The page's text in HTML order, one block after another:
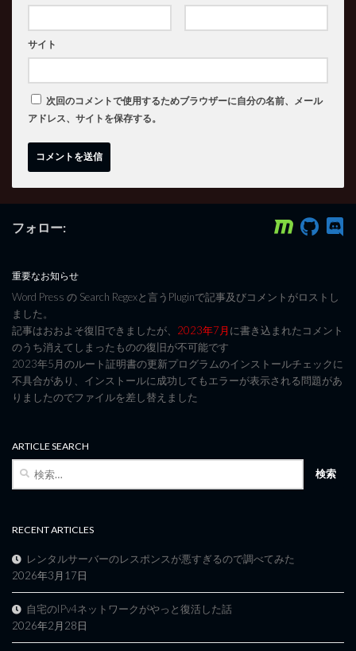
サイト
次回のコメントで使用するためブラウザーに自分の名前、メール
アドレス、サイトを保存する。
フォロー:
重要なお知らせ
Word Press の Search Regexと言うPluginで記事及びコメントがロストし
ました。
記事はおおよそ復旧できましたが、 2023年7月に書き込まれたコメント
のうち消えてしまったものの復旧が不可能です
2023年5月のルート証明書の更新プログラムのインストールチェックに
不具合があり、インストールに成功してもエラーが表示される問題があ
りましたのでファイルを差し替えました
ARTICLE SEARCH
RECENT ARTICLES
レンタルサーバーのレスポンスが悪すぎるので調べてみた
2026年3月17日
自宅のIPv4ネットワークがやっと復活した話
2026年2月28日